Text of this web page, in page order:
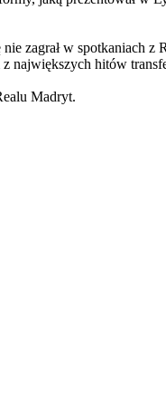
zagrał w spotkaniach
największych hitów
Madryt.